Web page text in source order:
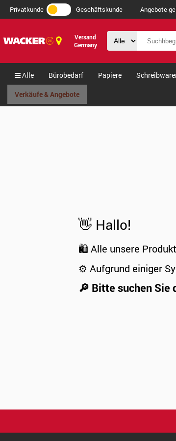
Privatkunde Geschäftskunde Angebote
Versand
Germany
Alle Bürobedarf Papiere
Verkäufe & Angebote
👋 Hallo!
🛍️ Alle unsere
⚙️ Aufgrund einiger
🔎 Bitte suchen